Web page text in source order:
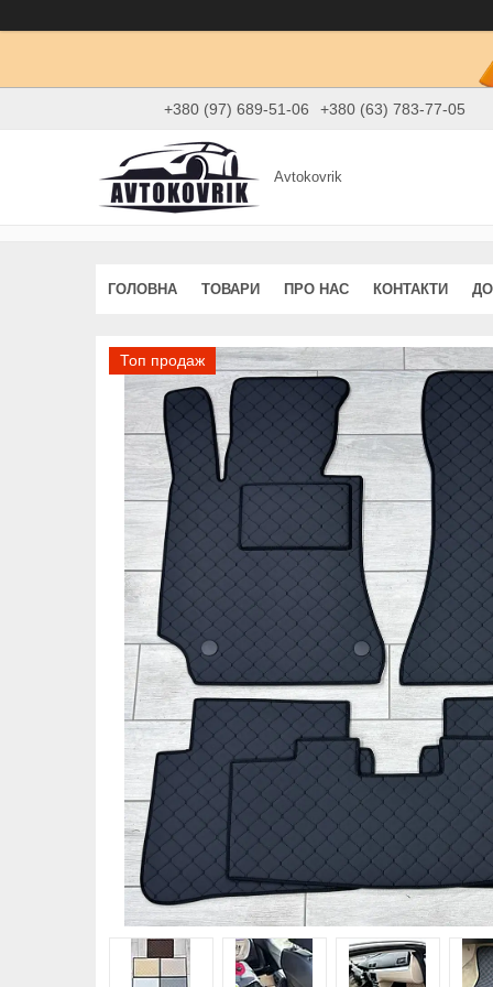
+380 (97) 689-51-06 +380 (63) 783-77-05
Avtokovrik
ГОЛОВНА ТОВАРИ ПРО НАС КОНТАКТИ
Топ продаж